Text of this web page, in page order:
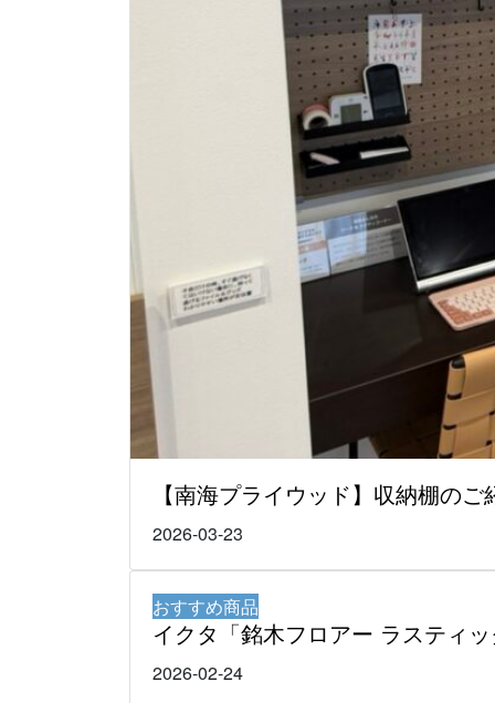
【南海プライウッド】収納棚のご
2026-03-23
おすすめ商品
イクタ「銘木フロアー ラスティ
2026-02-24